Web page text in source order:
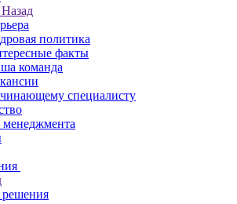
Назад
политика
факты
команда
специалисту
менеджмента
решения